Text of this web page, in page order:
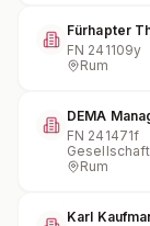
Fürhapter
FN 241109y
Rum
DEMA
FN 241471f
Rum
Karl